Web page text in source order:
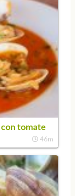
con tomate
46m